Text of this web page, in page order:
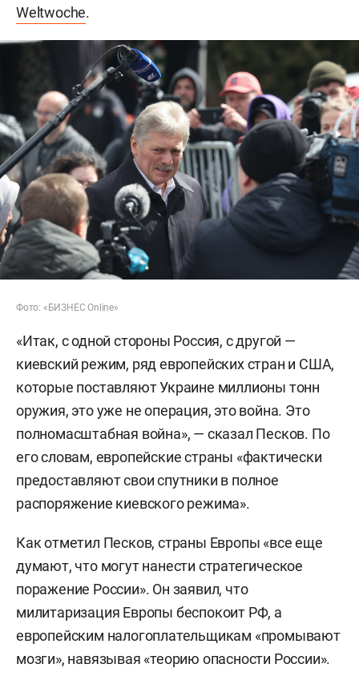
Weltwoche.
Фото: «БИЗНЕС Online»
«Итак, с одной стороны Россия, с другой —
киевский режим, ряд европейских стран и США,
которые поставляют Украине миллионы тонн
оружия, это уже не операция, это война. Это
полномасштабная война», — сказал Песков. По
его словам, европейские страны «фактически
предоставляют свои спутники в полное
распоряжение киевского режима».
Как отметил Песков, страны Европы «все еще
думают, что могут нанести стратегическое
поражение России». Он заявил, что
милитаризация Европы беспокоит РФ, а
европейским налогоплательщикам «промывают
мозги», навязывая «теорию опасности России».